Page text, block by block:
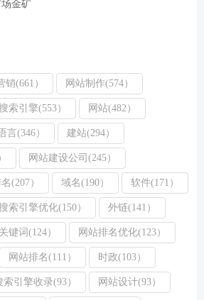
金矿
销(661） 网站制作(574）
索引擎(553） 网站(482）
言(346） 建站(294）
网站建设公司(245）
(207） 域名(190） 软件(171）
索引擎优化(150） 外链(141）
键词(124） 网站排名优化(123）
网站排名(111） 时政(103）
索引擎收录(93） 网站设计(93）